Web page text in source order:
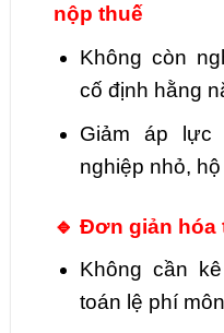
nộp thuế
Không còn
cố định hằng
Giảm áp lực
nghiệp nhỏ,
🔹 Đơn giản
Không cần
toán lệ phí